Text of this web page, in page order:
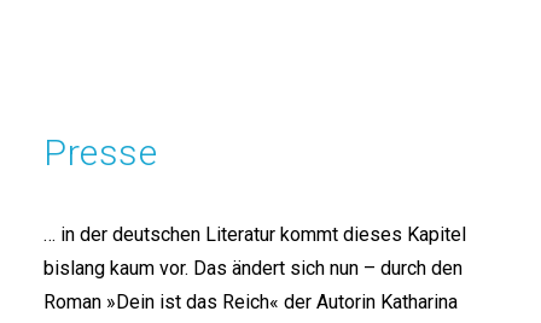
Presse
… in der deutschen Literatur kommt dieses Kapitel
bislang kaum vor. Das ändert sich nun – durch den
Roman »Dein ist das Reich« der Autorin Katharina